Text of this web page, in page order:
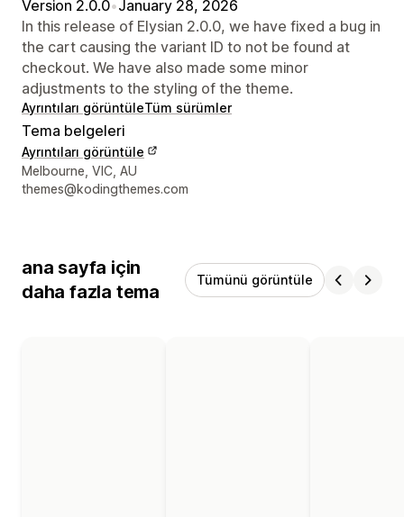
Version 2.0.0•January 28, 2026
In this release of Elysian 2.0.0, we have fixed a bug in
the cart causing the variant ID to not be found at
checkout. We have also made some minor
adjustments to the styling of the theme.
Ayrıntıları görüntüleTüm sürümler
Tema belgeleri
Ayrıntıları görüntüle
Tasarımcı iletişim bilgileri
Melbourne, VIC, AU
themes@kodingthemes.com
ana sayfa için
daha fazla tema
Tümünü görüntüle